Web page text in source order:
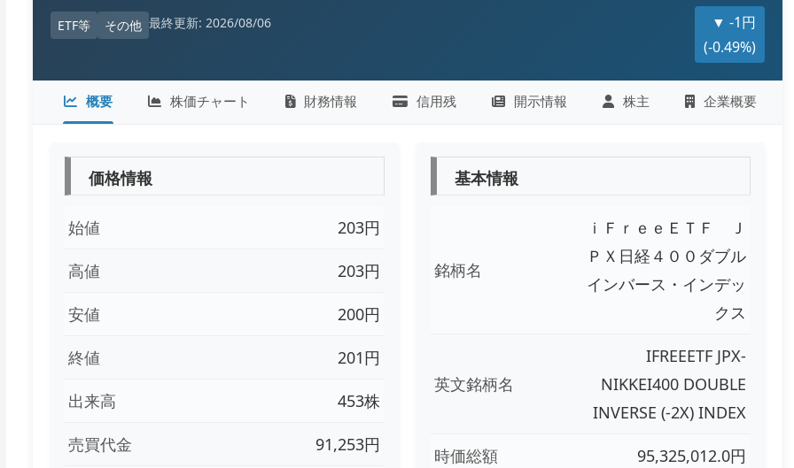
ETF等 その他 最終更新: 2026/08/06
▼ -1円
(-0.49%)
概要 株価チャート 財務情報 信用残 開示情報 株主 企業概要
価格情報
始値 203円
高値 203円
安値 200円
終値 201円
出来高 453株
売買代金 91,253円
基本情報
銘柄名
ｉＦｒｅｅＥＴＦ Ｊ
ＰＸ日経４００ダブル
インバース・インデッ
クス
英文銘柄名
IFREEETF JPX-
NIKKEI400 DOUBLE
INVERSE (-2X) INDEX
時価総額 95,325,012.0円